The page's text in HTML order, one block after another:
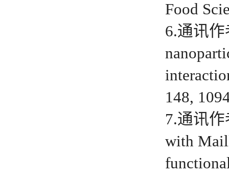
Food
6.通讯作
148,
7.通讯作
with